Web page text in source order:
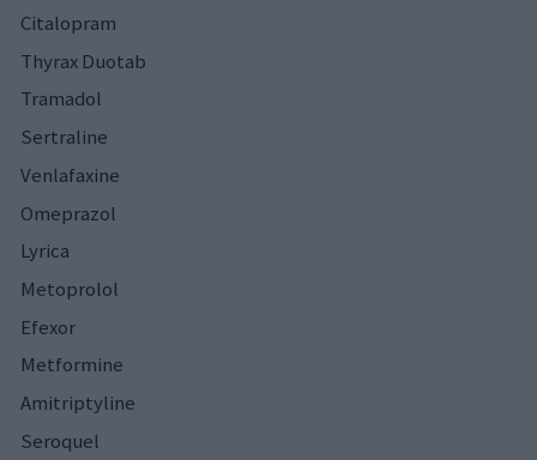
Citalopram
Thyrax Duotab
Tramadol
Sertraline
Venlafaxine
Omeprazol
Lyrica
Metoprolol
Efexor
Metformine
Amitriptyline
Seroquel